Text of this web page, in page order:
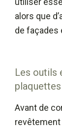
alors que
de façades
Les outils
Avant de